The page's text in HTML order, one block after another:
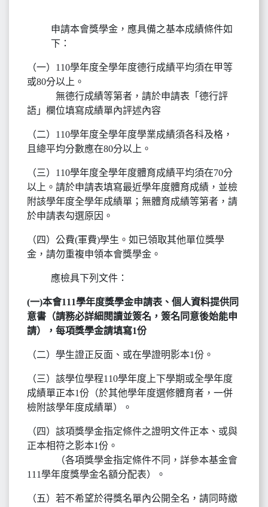
申請本會獎學金，應具備之基本成績條件如
下：
（一）110學年度全學年度德行成績平均須在甲等
或80分以上。
無德行成績等第者，請於申請表「德行評
語」欄位填寫成績單內評述內容
（二）110學年度全學年度學業成績須各科及格，
且總平均分數應在80分以上。
（三）110學年度全學年度體育成績平均須在70分
以上。請於申請表填寫最近學年度體育成績，並檢
附該學年度全學年成績單；無體育成績等第者，請
於申請表勾選原因。
（四）公費(軍費)學生。如已領取其他單位獎學
金，請勿重複申領本會獎學金。
應檢具下列文件：
(一)本會111學年度獎學金申請表、個人資料提供同
意書（請務必詳細閱讀並簽名，簽名同意後始能申
請），每項獎學金請填寫1份
（二）學生證正反面、或在學證明影本1份。
（三）該學位學程110學年度上下學期或全學年度
成績單正本1份（於其他學年度選修體育者，一併
檢附該學年度成績單）。
（四）該項獎學金指定條件之證明文件正本、或與
正本相符之影本1份。
（各項獎學金指定條件不同，詳參本基金會
111學年度獎學金名額分配表）。
（五）若不希望於得獎名單內公開全名，請同時繳